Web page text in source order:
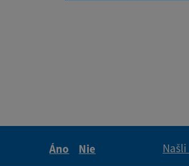
Áno
Nie